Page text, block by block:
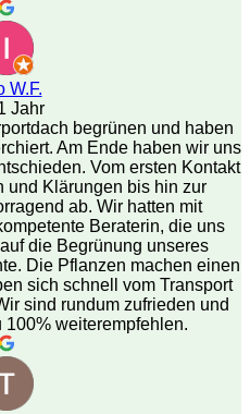
W.F.
Jahr
begrünen und haben
Am Ende haben wir uns
Vom ersten Kontakt
und Klärungen bis hin zur
ab. Wir hatten mit
Beraterin, die uns
die Begrünung unseres
Die Pflanzen machen einen
sich schnell vom Transport
sind rundum zufrieden und
100% weiterempfehlen.